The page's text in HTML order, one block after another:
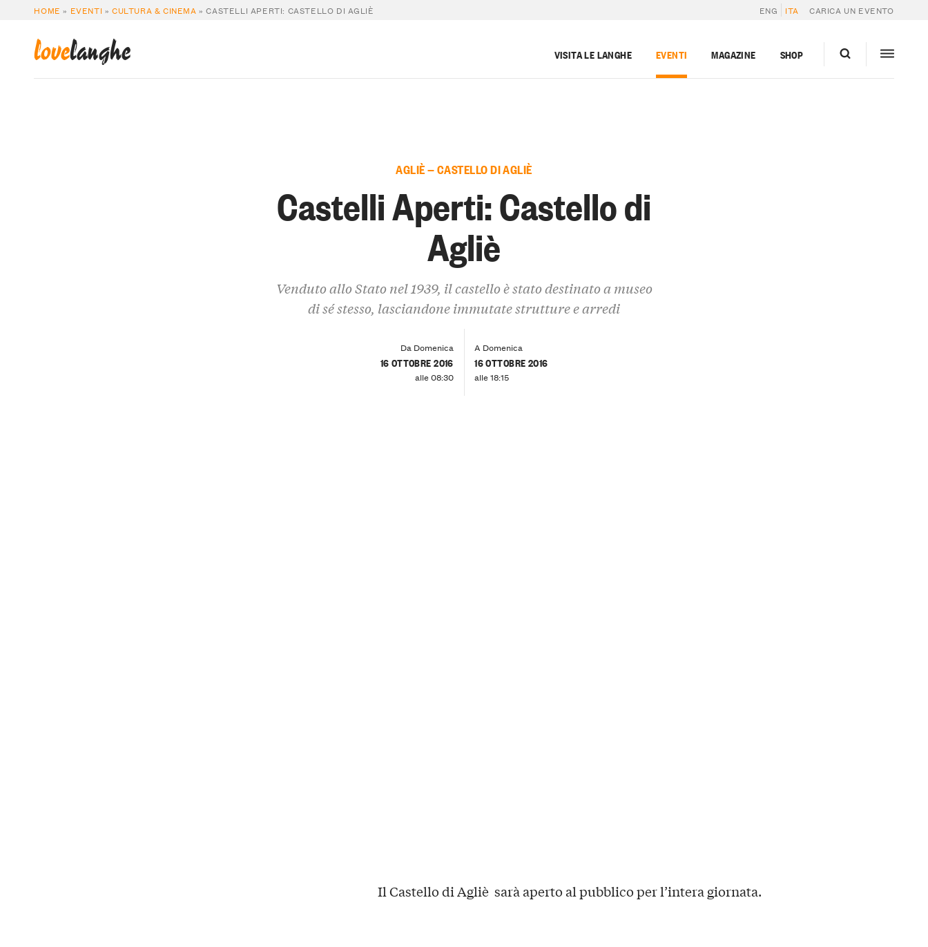
HOME » EVENTI »CULTURA & CINEMA »CASTELLI APERTI: CASTELLO DI AGLIÈ ENG ITA CARICA UN EVENTO
lovelanghe VISITA LE LANGHE EVENTI MAGAZINE SHOP
AGLIÈ — CASTELLO DI AGLIÈ
Castelli Aperti: Castello di
Agliè
Venduto allo Stato nel 1939, il castello è stato destinato a museo
di sé stesso, lasciandone immutate strutture e arredi
Da Domenica
16 OTTOBRE 2016
alle 08:30
A Domenica
16 OTTOBRE 2016
alle 18:15
Il Castello di Agliè sarà aperto al pubblico per l’intera giornata.